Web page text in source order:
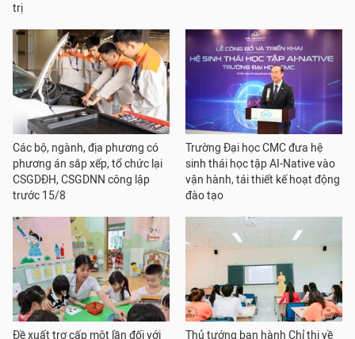
trị
Các bộ, ngành, địa phương có
phương án sắp xếp, tổ chức lại
CSGDĐH, CSGDNN công lập
trước 15/8
Trường Đại học CMC đưa hệ
sinh thái học tập AI-Native vào
vận hành, tái thiết kế hoạt động
đào tạo
Đề xuất trợ cấp một lần đối với
Thủ tướng ban hành Chỉ thị về